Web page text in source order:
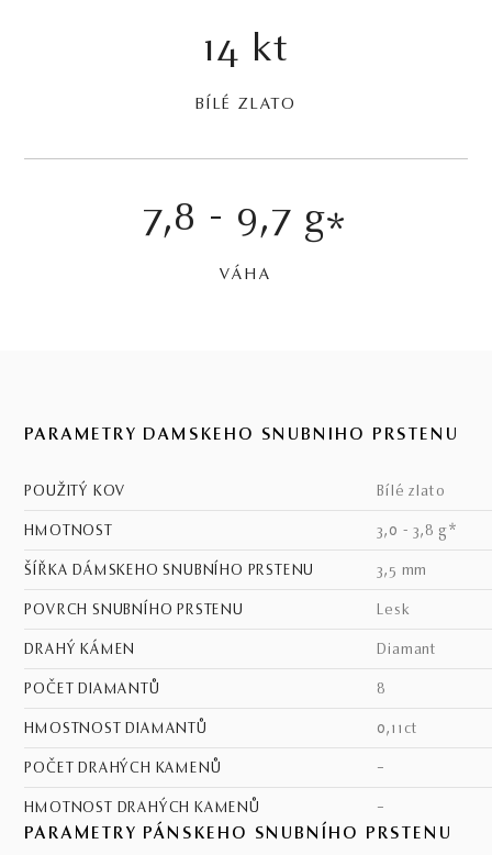
14 kt
BÍLÉ ZLATO
7,8 - 9,7 g*
VÁHA
PARAMETRY DÁMSKEHO SNUBNÍHO PRSTENU
POUŽITÝ KOV bílé zlato
HMOTNOST 3,0 - 3,8 g*
ŠÍŘKA DÁMSKEHO SNUBNÍHO PRSTENU 3,5 mm
POVRCH SNUBNÍHO PRSTENU lesk
DRAHÝ KÁMEN Diamant
POČET DIAMANTŮ 8
HMOSTNOST DIAMANTŮ 0,11ct
POČET DRAHÝCH KAMENŮ –
HMOTNOST DRAHÝCH KAMENŮ –
PARAMETRY PÁNSKEHO SNUBNÍHO PRSTENU